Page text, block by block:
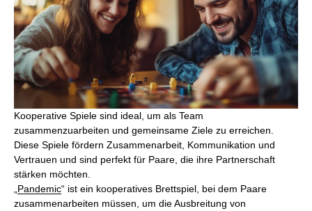
Kooperative Spiele sind ideal, um als Team
zusammenzuarbeiten und gemeinsame Ziele zu erreichen.
Diese Spiele fördern Zusammenarbeit, Kommunikation und
Vertrauen und sind perfekt für Paare, die ihre Partnerschaft
stärken möchten.
Pandemic“ ist ein kooperatives Brettspiel, bei dem Paare
zusammenarbeiten müssen, um die Ausbreitung von